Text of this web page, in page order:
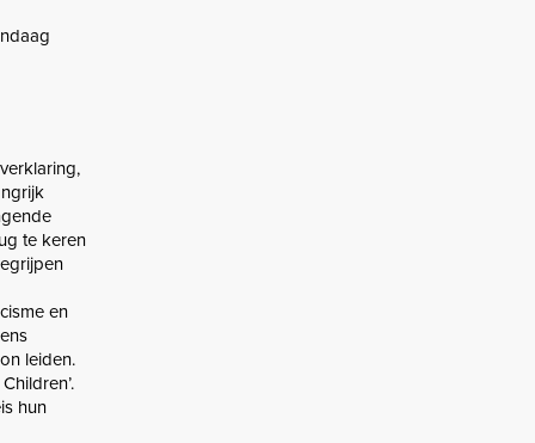
te keren
en
leiden.
hun